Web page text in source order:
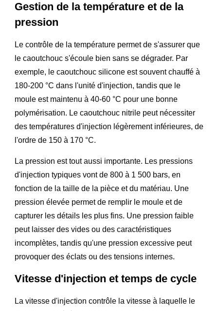
Gestion de la température et de la
pression
Le contrôle de la température permet de s'assurer que
le caoutchouc s'écoule bien sans se dégrader. Par
exemple, le caoutchouc silicone est souvent chauffé à
180-200 °C dans l'unité d'injection, tandis que le
moule est maintenu à 40-60 °C pour une bonne
polymérisation. Le caoutchouc nitrile peut nécessiter
des températures d'injection légèrement inférieures, de
l'ordre de 150 à 170 °C.
La pression est tout aussi importante. Les pressions
d'injection typiques vont de 800 à 1 500 bars, en
fonction de la taille de la pièce et du matériau. Une
pression élevée permet de remplir le moule et de
capturer les détails les plus fins. Une pression faible
peut laisser des vides ou des caractéristiques
incomplètes, tandis qu'une pression excessive peut
provoquer des éclats ou des tensions internes.
Vitesse d'injection et temps de cycle
La vitesse d'injection contrôle la vitesse à laquelle le